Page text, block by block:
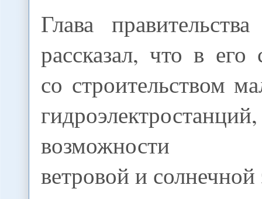
Глава
рассказал, что в его
со строительством
возможности
ветровой и